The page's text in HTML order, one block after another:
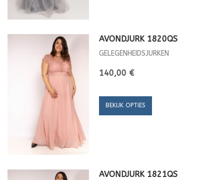
AVONDJURK 1820QS
GELEGENHEIDSJURKEN
140,00 €
BEKIJK OPTIES
AVONDJURK 1821QS